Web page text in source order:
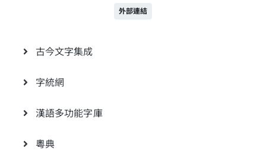
外部連結
古今文字集成
字統網
漢語多功能字庫
粵典